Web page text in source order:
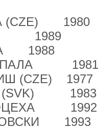
1980
1989
1988
1981
(CZE) 1977
(SVK) 1983
1992
1993